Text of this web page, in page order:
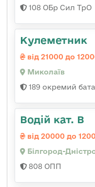
108 ОБр Сил ТрО
Кулеметник
від 21000 до
Миколаїв
189 окремий
Водій кат. В
від 20000 до
Білгород-
808 ОПП